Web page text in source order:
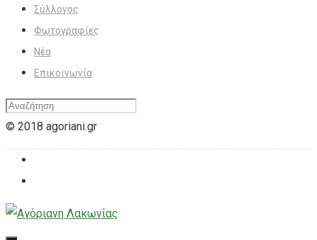
Σύλλογος
Φωτογραφίες
Νέα
Επικοινωνία
© 2018 agoriani.gr